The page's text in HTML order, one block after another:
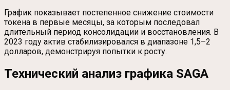
График показывает постепенное снижение стоимости
токена в первые месяцы, за которым последовал
длительный период консолидации и восстановления. В
2023 году актив стабилизировался в диапазоне 1,5–2
долларов, демонстрируя попытки к росту.
Технический анализ графика SAGA